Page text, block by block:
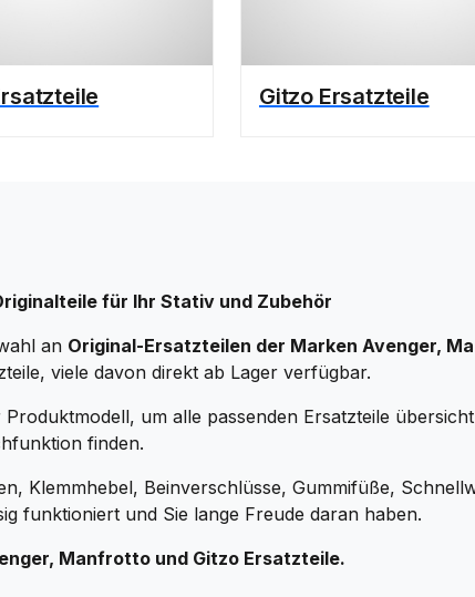
Gitzo Ersatzteile
für Ihr Stativ und Zubehör
an Original-Ersatzteilen der Marken Avenger,
viele davon direkt ab Lager verfügbar.
um alle passenden Ersatzteile
finden.
Klemmhebel, Beinverschlüsse, Gummifüße,
funktioniert und Sie lange Freude daran haben.
Manfrotto und Gitzo Ersatzteile.